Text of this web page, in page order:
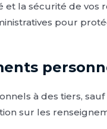
la sécurité de vos
pour
à des tiers,
sur les